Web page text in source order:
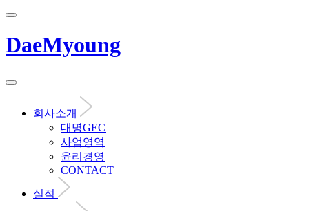
DaeMyoung
회사소개
대명GEC
사업영역
윤리경영
CONTACT
실적